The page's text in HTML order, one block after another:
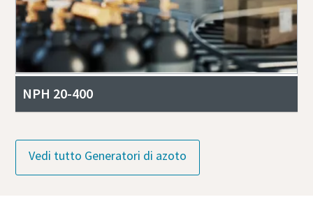
NPH 20-400
Vedi tutto Generatori di azoto